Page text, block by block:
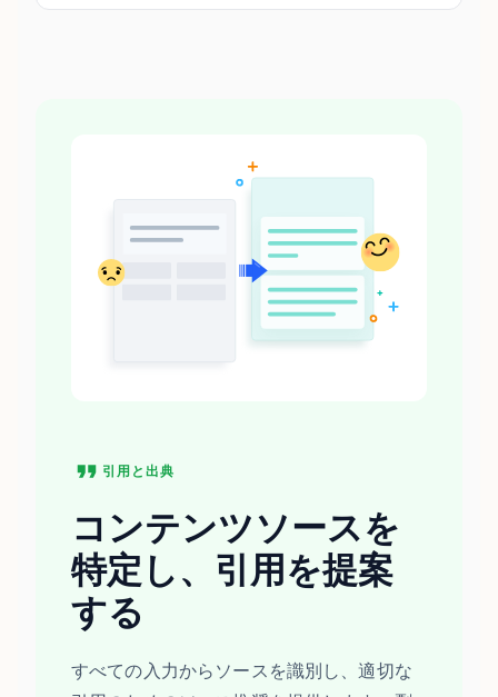
引用と出典
コンテンツソースを
特定し、引用を提案
する
すべての入力からソースを識別し、適切な